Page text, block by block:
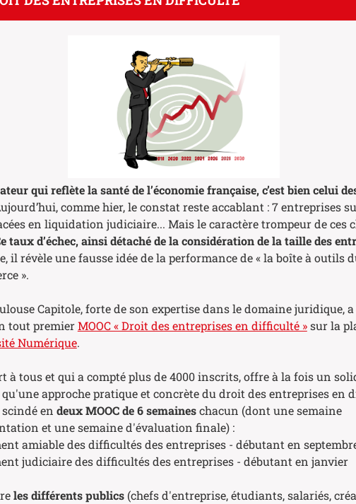
qui reflète la santé de l’économie française, c’est bien celui
comme hier, le constat reste accablant : 7 entreprises
en liquidation judiciaire... Mais le caractère trompeur de ces
taux d’échec, ainsi détaché de la considération de la taille des
il révèle une fausse idée de la performance de « la boîte à outils
».
Capitole, forte de son expertise dans le domaine juridique,
tout premierMOOC « Droit des entreprises en difficulté »sur la
Numérique.
à tous et qui a compté plus de 4000 inscrits, offre à la fois un
approche pratique et concrète du droit des entreprises en
en deux MOOC de 6 semaineschacun (dont une semaine
et une semaine d'évaluation finale) :
amiable des difficultés des entreprises - débutant en
judiciaire des difficultés des entreprises - débutant en janvier
les différents publics(chefs d'entreprise, étudiants, salariés,